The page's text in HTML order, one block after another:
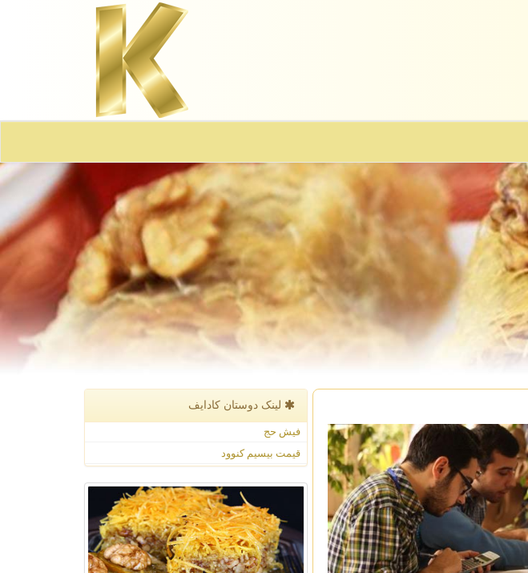
لینک دوستان كادایف
فیش حج
قیمت بیسیم کنوود